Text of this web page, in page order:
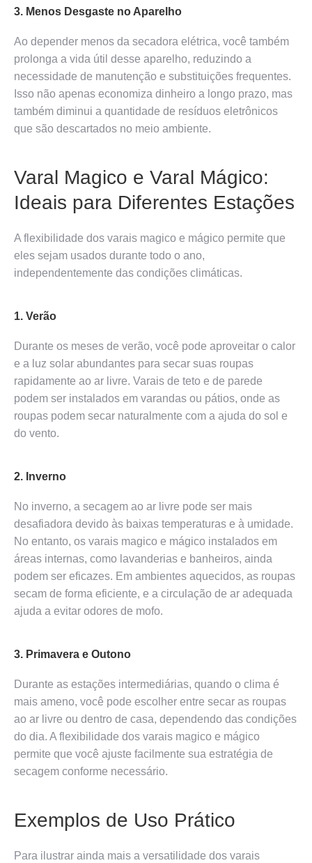
3. Menos Desgaste no Aparelho
Ao depender menos da secadora elétrica, você também
prolonga a vida útil desse aparelho, reduzindo a
necessidade de manutenção e substituições frequentes.
Isso não apenas economiza dinheiro a longo prazo, mas
também diminui a quantidade de resíduos eletrônicos
que são descartados no meio ambiente.
Varal Magico e Varal Mágico:
Ideais para Diferentes Estações
A flexibilidade dos varais magico e mágico permite que
eles sejam usados durante todo o ano,
independentemente das condições climáticas.
1. Verão
Durante os meses de verão, você pode aproveitar o calor
e a luz solar abundantes para secar suas roupas
rapidamente ao ar livre. Varais de teto e de parede
podem ser instalados em varandas ou pátios, onde as
roupas podem secar naturalmente com a ajuda do sol e
do vento.
2. Inverno
No inverno, a secagem ao ar livre pode ser mais
desafiadora devido às baixas temperaturas e à umidade.
No entanto, os varais magico e mágico instalados em
áreas internas, como lavanderias e banheiros, ainda
podem ser eficazes. Em ambientes aquecidos, as roupas
secam de forma eficiente, e a circulação de ar adequada
ajuda a evitar odores de mofo.
3. Primavera e Outono
Durante as estações intermediárias, quando o clima é
mais ameno, você pode escolher entre secar as roupas
ao ar livre ou dentro de casa, dependendo das condições
do dia. A flexibilidade dos varais magico e mágico
permite que você ajuste facilmente sua estratégia de
secagem conforme necessário.
Exemplos de Uso Prático
Para ilustrar ainda mais a versatilidade dos varais